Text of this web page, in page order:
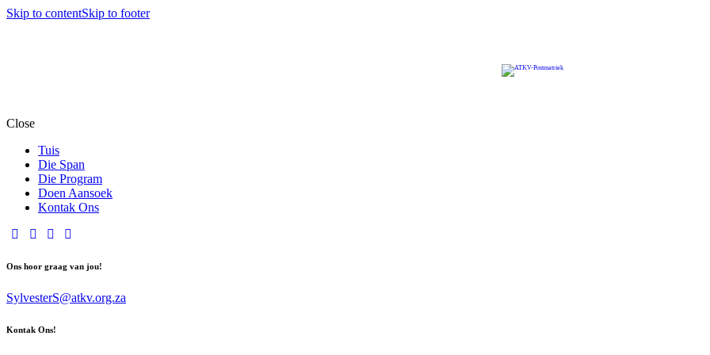
Skip to contentSkip to footer
Close
Tuis
Die Span
Die Program
Doen Aansoek
Kontak Ons
Ons hoor graag van jou!
SylvesterS@atkv.org.za
Kontak Ons!